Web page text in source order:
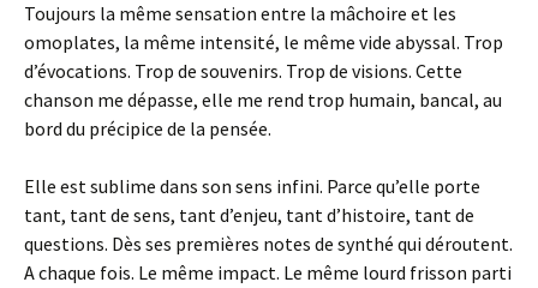
Toujours la même sensation entre la mâchoire et les
omoplates, la même intensité, le même vide abyssal. Trop
d’évocations. Trop de souvenirs. Trop de visions. Cette
chanson me dépasse, elle me rend trop humain, bancal, au
bord du précipice de la pensée.
Elle est sublime dans son sens infini. Parce qu’elle porte
tant, tant de sens, tant d’enjeu, tant d’histoire, tant de
questions. Dès ses premières notes de synthé qui déroutent.
A chaque fois. Le même impact. Le même lourd frisson parti